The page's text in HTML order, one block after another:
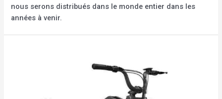
nous serons distribués dans le monde entier dans les
années à venir.